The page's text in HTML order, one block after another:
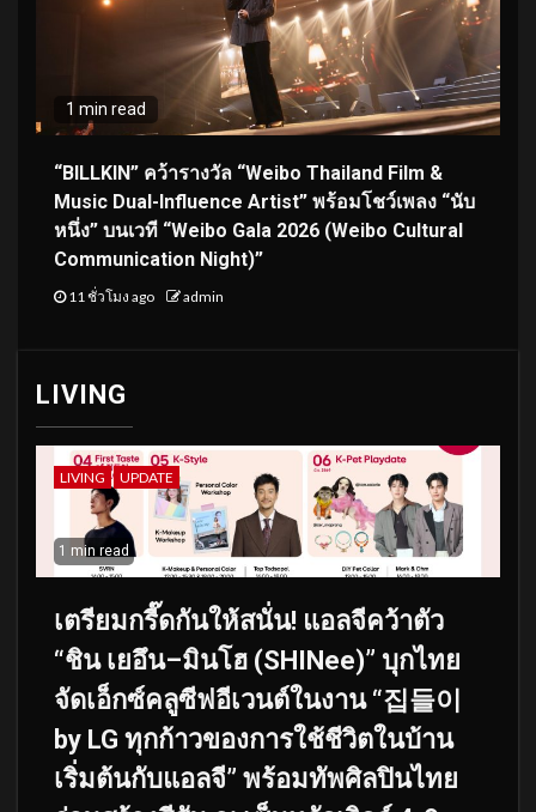
1 min read
“BILLKIN” คว้ารางวัล “Weibo Thailand Film &
Music Dual-Influence Artist” พร้อมโชว์เพลง “นับ
หนึ่ง” บนเวที “Weibo Gala 2026 (Weibo Cultural
Communication Night)”
11 ชั่วโมง ago admin
LIVING
LIVING UPDATE
1 min read
เตรียมกรี๊ดกันให้สนั่น! แอลจีคว้าตัว
“ชิน เยอึน–มินโฮ (SHINee)” บุกไทย
จัดเอ็กซ์คลูซีฟอีเวนต์ในงาน “집들이
by LG ทุกก้าวของการใช้ชีวิตในบ้าน
เริ่มต้นกับแอลจี” พร้อมทัพศิลปินไทย